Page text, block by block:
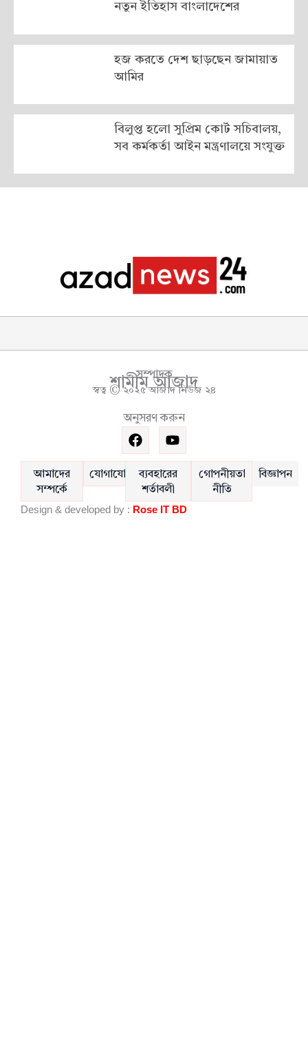
নতুন ইতিহাস বাংলাদেশের
হজ করতে দেশ ছাড়ছেন জামায়াত
আমির
বিলুপ্ত হলো সুপ্রিম কোর্ট সচিবালয়,
সব কর্মকর্তা আইন মন্ত্রণালয়ে সংযুক্ত
সম্পাদক
শামীম আজাদ
স্বত্ব © ২০২৫ আজাদ নিউজ ২৪
অনুসরণ করুন
F
a
c
e
b
o
o
Y
o
u
t
u
b
e
আমাদের
সম্পর্কে
যোগাযোগ
ব্যবহারের
শর্তাবলী
গোপনীয়তা
নীতি
বিজ্ঞাপন
Design & developed by : Rose IT BD